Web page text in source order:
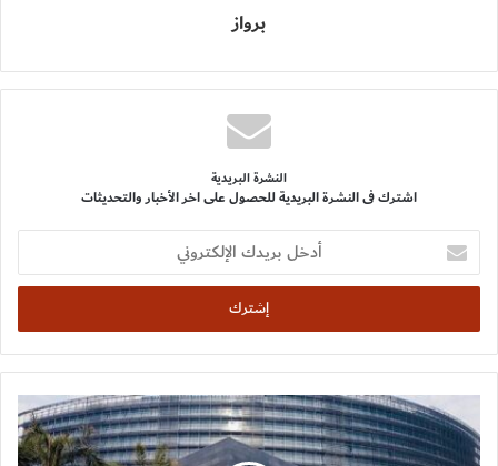
برواز
النشرة البريدية
اشترك فى النشرة البريدية للحصول على اخر الأخبار والتحديثات
أدخل
بريدك
الإلكتروني